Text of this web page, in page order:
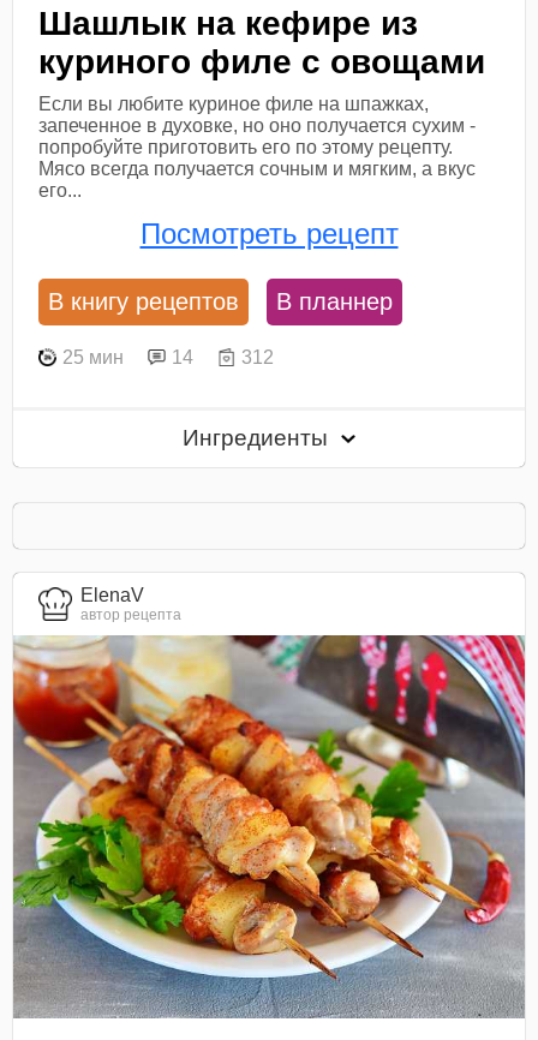
Шашлык на кефире из
куриного филе с овощами
Если вы любите куриное филе на шпажках,
запеченное в духовке, но оно получается сухим -
попробуйте приготовить его по этому рецепту.
Мясо всегда получается сочным и мягким, а вкус
его...
Посмотреть рецепт
В книгу рецептов В планнер
25 мин 14 312
Ингредиенты
ElenaV
автор рецепта